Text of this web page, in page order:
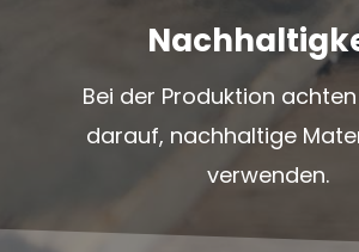
Bei der Produktion
darauf, nachhaltige
verwenden.